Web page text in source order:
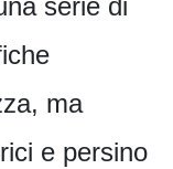
serie di
ma
e persino